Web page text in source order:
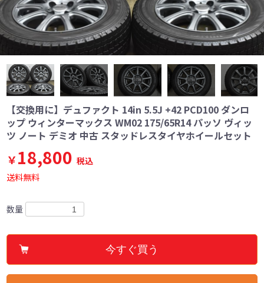
【交換用に】デュファクト 14in 5.5J +42 PCD100 ダンロ
ップ ウィンターマックス WM02 175/65R14 パッソ ヴィッ
ツ ノート デミオ 中古 スタッドレスタイヤホイールセット
￥18,800 税込
送料無料
数量
今すぐ買う